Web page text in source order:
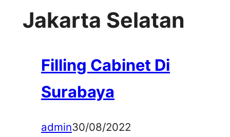
Jakarta Selatan
Filling Cabinet Di
Surabaya
admin30/08/2022